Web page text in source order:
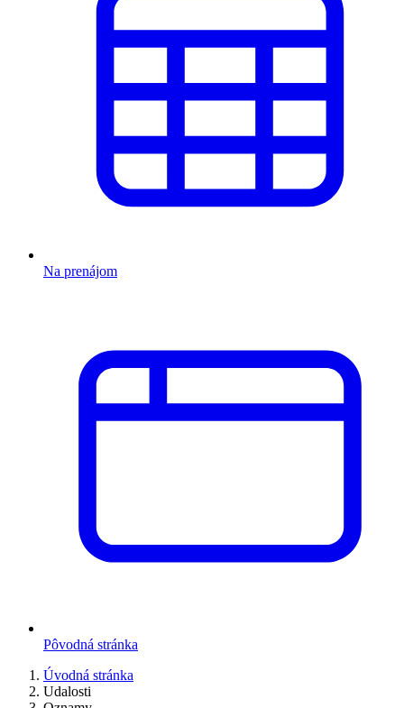
Na prenájom
Pôvodná stránka
Úvodná stránka
Udalosti